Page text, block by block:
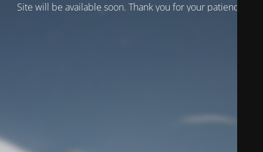
Site will be available soon. Thank you for your patience!